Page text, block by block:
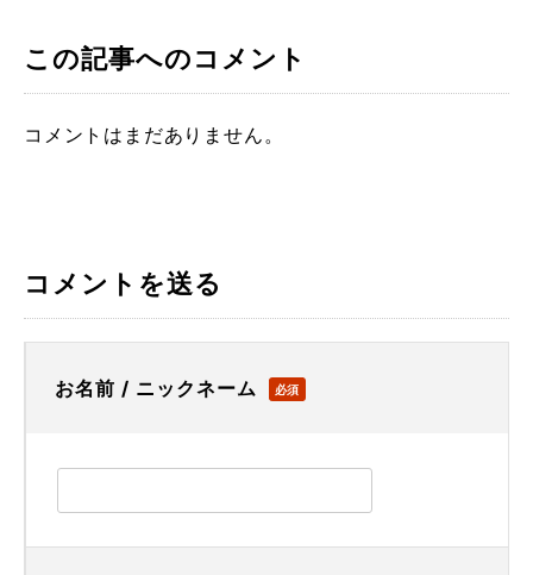
この記事へのコメント
コメントはまだありません。
コメントを送る
お名前 / ニックネーム 必須